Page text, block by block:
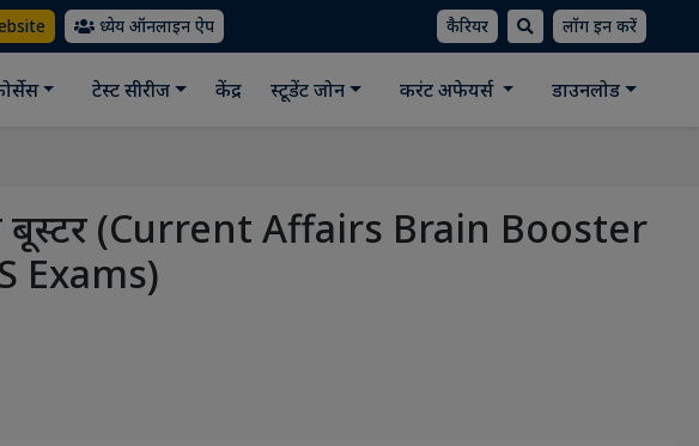
ध्येय ऑनलाइन ऐप कैरियर लॉग इन करें
टेस्ट सीरीज केंद्र स्टूडेंट जोन करंट अफेयर्स डाउनलोड
बूस्टर (Current Affairs Brain Booster
Exams)